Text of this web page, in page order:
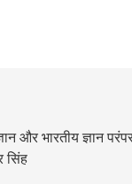
और भारतीय ज्ञान
सिंह